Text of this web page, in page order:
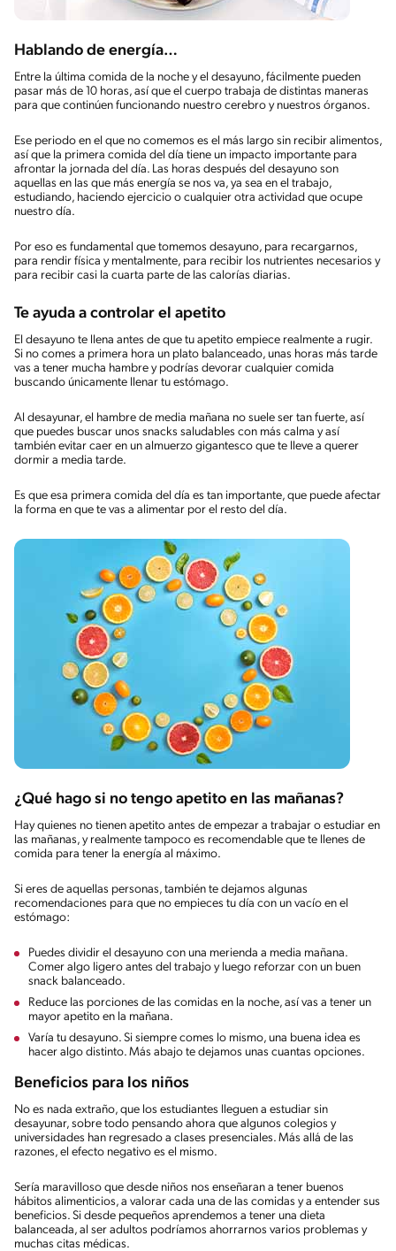
Hablando de energía…
Entre la última comida de la noche y el desayuno, fácilmente pueden
pasar más de 10 horas, así que el cuerpo trabaja de distintas maneras
para que continúen funcionando nuestro cerebro y nuestros órganos.
Ese periodo en el que no comemos es el más largo sin recibir alimentos,
así que la primera comida del día tiene un impacto importante para
afrontar la jornada del día. Las horas después del desayuno son
aquellas en las que más energía se nos va, ya sea en el trabajo,
estudiando, haciendo ejercicio o cualquier otra actividad que ocupe
nuestro día.
Por eso es fundamental que tomemos desayuno, para recargarnos,
para rendir física y mentalmente, para recibir los nutrientes necesarios y
para recibir casi la cuarta parte de las calorías diarias.
Te ayuda a controlar el apetito
El desayuno te llena antes de que tu apetito empiece realmente a rugir.
Si no comes a primera hora un plato balanceado, unas horas más tarde
vas a tener mucha hambre y podrías devorar cualquier comida
buscando únicamente llenar tu estómago.
Al desayunar, el hambre de media mañana no suele ser tan fuerte, así
que puedes buscar unos snacks saludables con más calma y así
también evitar caer en un almuerzo gigantesco que te lleve a querer
dormir a media tarde.
Es que esa primera comida del día es tan importante, que puede afectar
la forma en que te vas a alimentar por el resto del día.
¿Qué hago si no tengo apetito en las mañanas?
Hay quienes no tienen apetito antes de empezar a trabajar o estudiar en
las mañanas, y realmente tampoco es recomendable que te llenes de
comida para tener la energía al máximo.
Si eres de aquellas personas, también te dejamos algunas
recomendaciones para que no empieces tu día con un vacío en el
estómago:
Puedes dividir el desayuno con una merienda a media mañana.
Comer algo ligero antes del trabajo y luego reforzar con un buen
snack balanceado.
Reduce las porciones de las comidas en la noche, así vas a tener un
mayor apetito en la mañana.
Varía tu desayuno. Si siempre comes lo mismo, una buena idea es
hacer algo distinto. Más abajo te dejamos unas cuantas opciones.
Beneficios para los niños
No es nada extraño, que los estudiantes lleguen a estudiar sin
desayunar, sobre todo pensando ahora que algunos colegios y
universidades han regresado a clases presenciales. Más allá de las
razones, el efecto negativo es el mismo.
Sería maravilloso que desde niños nos enseñaran a tener buenos
hábitos alimenticios, a valorar cada una de las comidas y a entender sus
beneficios. Si desde pequeños aprendemos a tener una dieta
balanceada, al ser adultos podríamos ahorrarnos varios problemas y
muchas citas médicas.